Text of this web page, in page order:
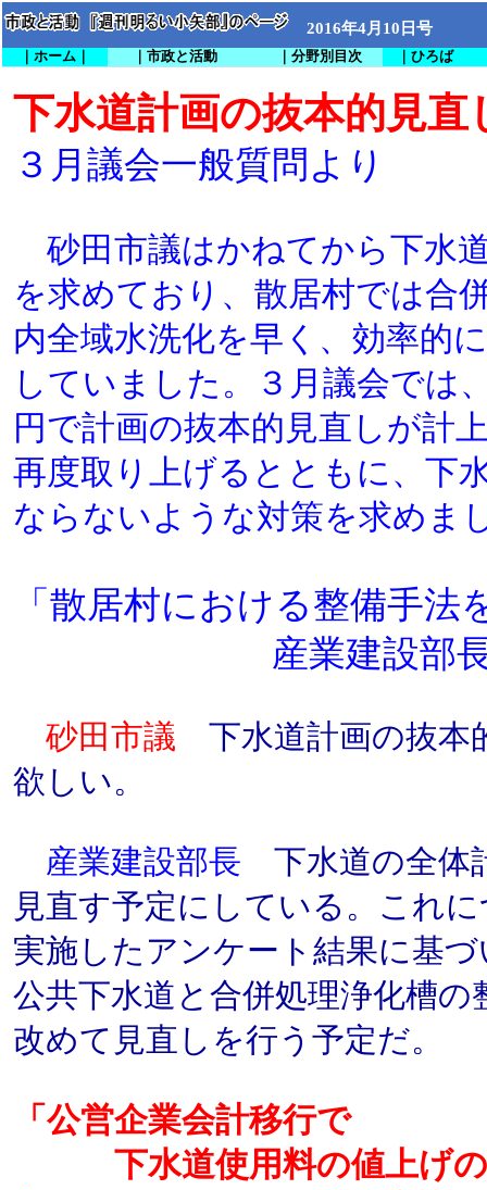
2016年4月10日号
｜ホーム｜ ｜市政と活動 ｜分野別目次 ｜ひろば
下水道計画の抜本的見直
３月議会一般質問より
砂田市議はかねてから下水
を求めており、散居村では合
内全域水洗化を早く、効率的
していました。３月議会では
円で計画の抜本的見直しが計
再度取り上げるとともに、下
ならないような対策を求めま
「散居村における整備手
産業建設部
砂田市議 下水道計画の抜本
欲しい。
産業建設部長 下水道の全体
見直す予定にしている。これ
実施したアンケート結果に基
公共下水道と合併処理浄化槽
改めて見直しを行う予定だ。
「公営企業会計移行で
下水道使用料の値上げの